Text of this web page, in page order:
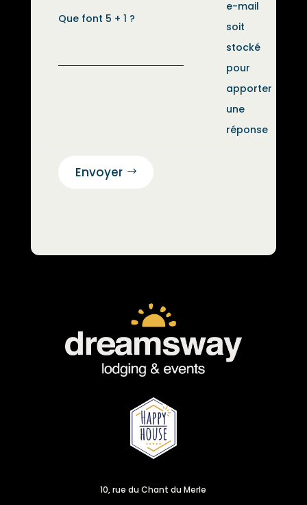
Que font 5 + 1 ?
e-mail
soit
stocké
pour
apporter
une
réponse
Envoyer
10, rue du Chant du Merle